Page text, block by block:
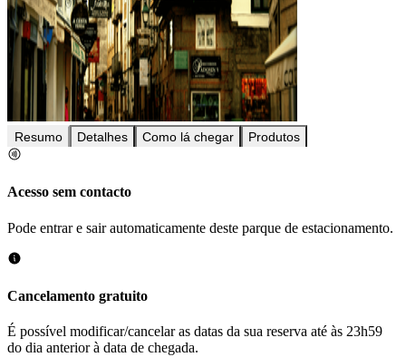
Resumo Detalhes Como lá chegar Produtos
Acesso sem contacto
Pode entrar e sair automaticamente deste parque de estacionamento.
Cancelamento gratuito
É possível modificar/cancelar as datas da sua reserva até às 23h59
do dia anterior à data de chegada.